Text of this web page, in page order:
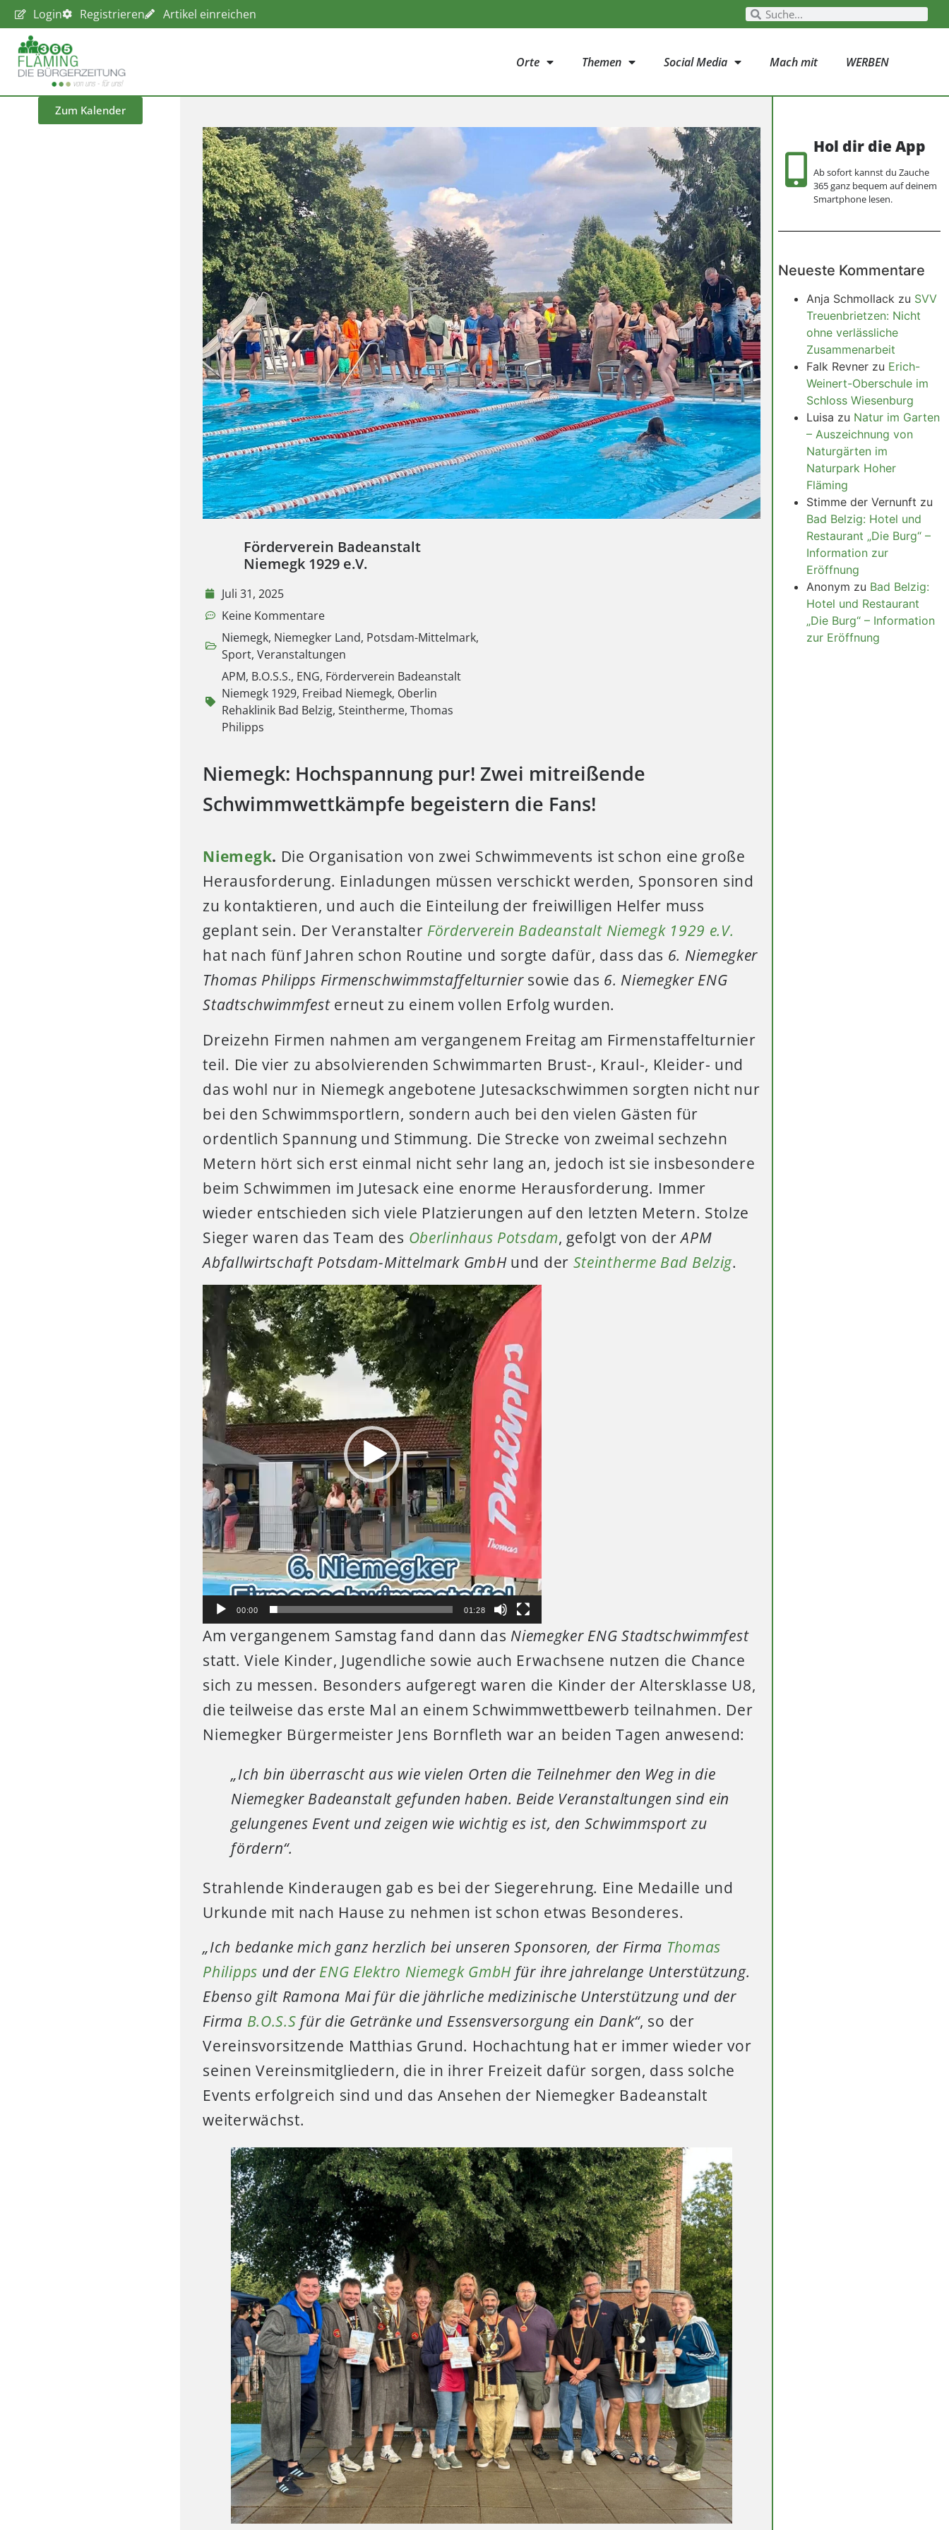
Login Registrieren Artikel einreichen
Orte Themen Social Media Mach mit WERBEN
Zum Kalender
Förderverein Badeanstalt
Niemegk 1929 e.V.
Juli 31, 2025
Keine Kommentare
Niemegk, Niemegker Land, Potsdam-Mittelmark,
Sport,Veranstaltungen
APM, B.O.S.S., ENG, Förderverein Badeanstalt
Niemegk 1929, Freibad Niemegk, Oberlin
Rehaklinik Bad Belzig,Steintherme,Thomas
Philipps
Niemegk: Hochspannung pur! Zwei mitreißende
Schwimmwettkämpfe begeistern die Fans!
Niemegk. Die Organisation von zwei Schwimmevents ist schon eine große
Herausforderung. Einladungen müssen verschickt werden, Sponsoren sind
zu kontaktieren, und auch die Einteilung der freiwilligen Helfer muss
geplant sein. Der Veranstalter Förderverein Badeanstalt Niemegk 1929 e.V.
hat nach fünf Jahren schon Routine und sorgte dafür, dass das 6. Niemegker
Thomas Philipps Firmenschwimmstaffelturniersowie das 6. Niemegker ENG
Stadtschwimmfesterneut zu einem vollen Erfolg wurden.
Dreizehn Firmen nahmen am vergangenem Freitag am Firmenstaffelturnier
teil. Die vier zu absolvierenden Schwimmarten Brust-, Kraul-, Kleider- und
das wohl nur in Niemegk angebotene Jutesackschwimmen sorgten nicht nur
bei den Schwimmsportlern, sondern auch bei den vielen Gästen für
ordentlich Spannung und Stimmung. Die Strecke von zweimal sechzehn
Metern hört sich erst einmal nicht sehr lang an, jedoch ist sie insbesondere
beim Schwimmen im Jutesack eine enorme Herausforderung. Immer
wieder entschieden sich viele Platzierungen auf den letzten Metern. Stolze
Sieger waren das Team des Oberlinhaus Potsdam, gefolgt von derAPM
Abfallwirtschaft Potsdam-Mittelmark GmbHund der Steintherme Bad Belzig.
Video-
Player
00:00 01:28
Am vergangenem Samstag fand dann das Niemegker ENG Stadtschwimmfest
statt. Viele Kinder, Jugendliche sowie auch Erwachsene nutzen die Chance
sich zu messen. Besonders aufgeregt waren die Kinder der Altersklasse U8,
die teilweise das erste Mal an einem Schwimmwettbewerb teilnahmen. Der
Niemegker Bürgermeister Jens Bornfleth war an beiden Tagen anwesend:
„Ich bin überrascht aus wie vielen Orten die Teilnehmer den Weg in die
Niemegker Badeanstalt gefunden haben. Beide Veranstaltungen sind ein
gelungenes Event und zeigen wie wichtig es ist, den Schwimmsport zu
fördern“.
Strahlende Kinderaugen gab es bei der Siegerehrung. Eine Medaille und
Urkunde mit nach Hause zu nehmen ist schon etwas Besonderes.
„Ich bedanke mich ganz herzlich bei unseren Sponsoren, der Firma Thomas
Philipps und der ENG Elektro Niemegk GmbH für ihre jahrelange Unterstützung.
Ebenso gilt Ramona Mai für die jährliche medizinische Unterstützung und der
Firma B.O.S.S für die Getränke und Essensversorgung ein Dank“, so der
Vereinsvorsitzende Matthias Grund. Hochachtung hat er immer wieder vor
seinen Vereinsmitgliedern, die in ihrer Freizeit dafür sorgen, dass solche
Events erfolgreich sind und das Ansehen der Niemegker Badeanstalt
weiterwächst.
Hol dir die App
Ab sofort kannst du Zauche
365 ganz bequem auf deinem
Smartphone lesen.
Neueste Kommentare
Anja Schmollack zu SVV
Treuenbrietzen: Nicht
ohne verlässliche
Zusammenarbeit
Falk Revner zu Erich-
Weinert-Oberschule im
Schloss Wiesenburg
Luisa zu Natur im Garten
– Auszeichnung von
Naturgärten im
Naturpark Hoher
Fläming
Stimme der Vernunft zu
Bad Belzig: Hotel und
Restaurant „Die Burg“ –
Information zur
Eröffnung
Anonym zu Bad Belzig:
Hotel und Restaurant
„Die Burg“ – Information
zur Eröffnung